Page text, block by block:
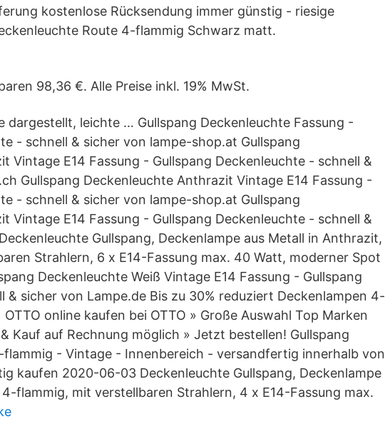
kostenlose Rücksendung immer günstig - riesige
Route 4-flammig Schwarz matt.
98,36 €. Alle Preise inkl. 19% MwSt.
dargestellt, leichte … Gullspang Deckenleuchte Fassung -
- schnell & sicher von lampe-shop.at Gullspang
Vintage E14 Fassung - Gullspang Deckenleuchte - schnell &
Gullspang Deckenleuchte Anthrazit Vintage E14 Fassung -
- schnell & sicher von lampe-shop.at Gullspang
Vintage E14 Fassung - Gullspang Deckenleuchte - schnell &
Gullspang, Deckenlampe aus Metall in Anthrazit,
Strahlern, 6 x E14-Fassung max. 40 Watt, moderner Spot
Deckenleuchte Weiß Vintage E14 Fassung - Gullspang
& sicher von Lampe.de Bis zu 30% reduziert Deckenlampen 4-
online kaufen bei OTTO » Große Auswahl Top Marken
Kauf auf Rechnung möglich » Jetzt bestellen! Gullspang
flammig - Vintage - Innenbereich - versandfertig innerhalb von
kaufen 2020-06-03 Deckenleuchte Gullspang, Deckenlampe
flammig, mit verstellbaren Strahlern, 4 x E14-Fassung max.